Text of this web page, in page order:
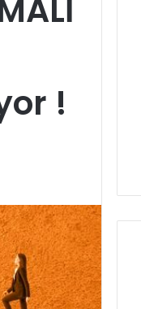
!